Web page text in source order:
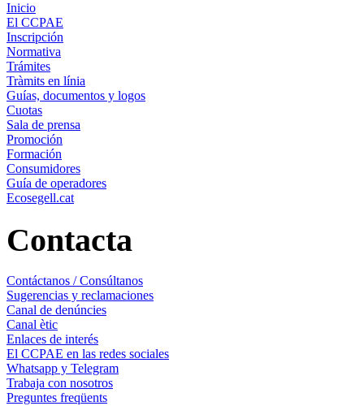
Inicio
El CCPAE
Inscripción
Normativa
Trámites
Tràmits en línia
Guías, documentos y logos
Cuotas
Sala de prensa
Promoción
Formación
Consumidores
Guía de operadores
Ecosegell.cat
Contacta
Contáctanos / Consúltanos
Sugerencias y reclamaciones
Canal de denúncies
Canal ètic
Enlaces de interés
El CCPAE en las redes sociales
Whatsapp y Telegram
Trabaja con nosotros
Preguntes freqüents